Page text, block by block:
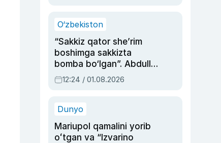
O‘zbekiston
“Sakkiz qator she’rim
boshimga sakkizta
bomba bo‘lgan”. Abdulla
Oripovni siyosiy
ayblovlardan asrab
12:24 / 01.08.2026
Dunyo
Mariupol qamalini yorib
oʻtgan va “Izvarino